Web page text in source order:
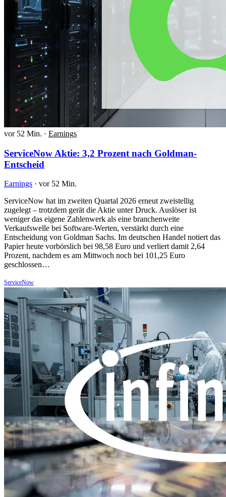
vor 52 Min. · Earnings
ServiceNow Aktie: 3,2 Prozent nach Goldman-
Entscheid
Earnings · vor 52 Min.
ServiceNow hat im zweiten Quartal 2026 erneut zweistellig
zugelegt – trotzdem gerät die Aktie unter Druck. Auslöser ist
weniger das eigene Zahlenwerk als eine branchenweite
Verkaufswelle bei Software-Werten, verstärkt durch eine
Entscheidung von Goldman Sachs. Im deutschen Handel notiert das
Papier heute vorbörslich bei 98,58 Euro und verliert damit 2,64
Prozent, nachdem es am Mittwoch noch bei 101,25 Euro
geschlossen…
ServiceNow